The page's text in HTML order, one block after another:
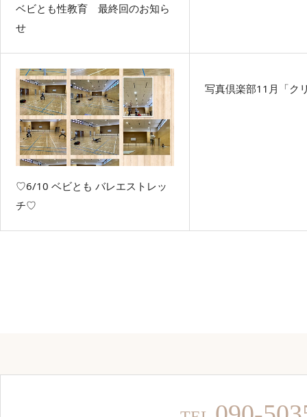
ベビとも性教育 最終回のお知ら
せ
♡6/10 ベビとも バレエストレッ
チ♡
写真倶楽部11月「ク